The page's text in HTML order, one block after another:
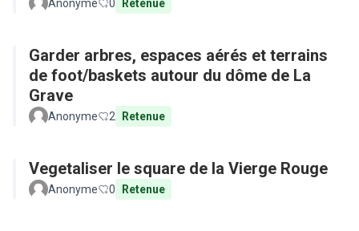
Anonyme 0 Retenue
Garder arbres, espaces aérés et terrains
de foot/baskets autour du dôme de La
Grave
Anonyme 2 Retenue
Vegetaliser le square de la Vierge Rouge
Anonyme 0 Retenue